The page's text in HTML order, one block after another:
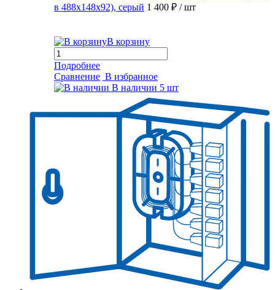
в 488х148х92), серый 1 400 ₽ / шт
В корзину
Подробнее
Сравнение В избранное
В наличии 5 шт